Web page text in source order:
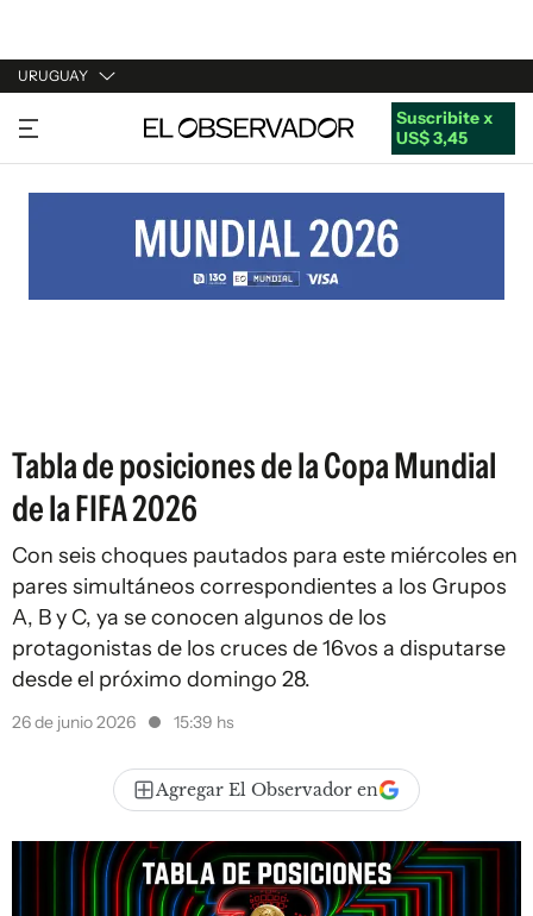
URUGUAY
URUGUAY
ARGENTINA
ESTADOS UNIDOS
Suscribite x
US$ 3,45
Tabla de posiciones de la Copa Mundial
de la FIFA 2026
Con seis choques pautados para este miércoles en
pares simultáneos correspondientes a los Grupos
A, B y C, ya se conocen algunos de los
protagonistas de los cruces de 16vos a disputarse
desde el próximo domingo 28.
26 de junio 2026 15:39 hs
Agregar El Observador en